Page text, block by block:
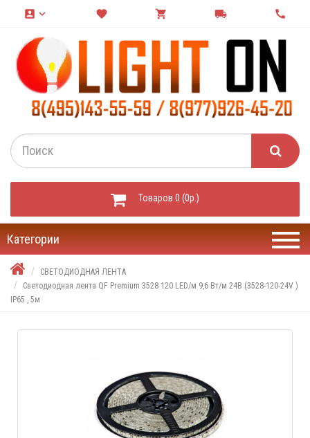
account_box keyboard_arrow_down favorite shopping_cart local_shipping call
Товаров 0 (0р.)
Категории
СВЕТОДИОДНАЯ ЛЕНТА
Светодиодная лента QF Premium 3528 120 LED/м 9,6 Вт/м 24В (3528-120-24V )
IP65 , 5м